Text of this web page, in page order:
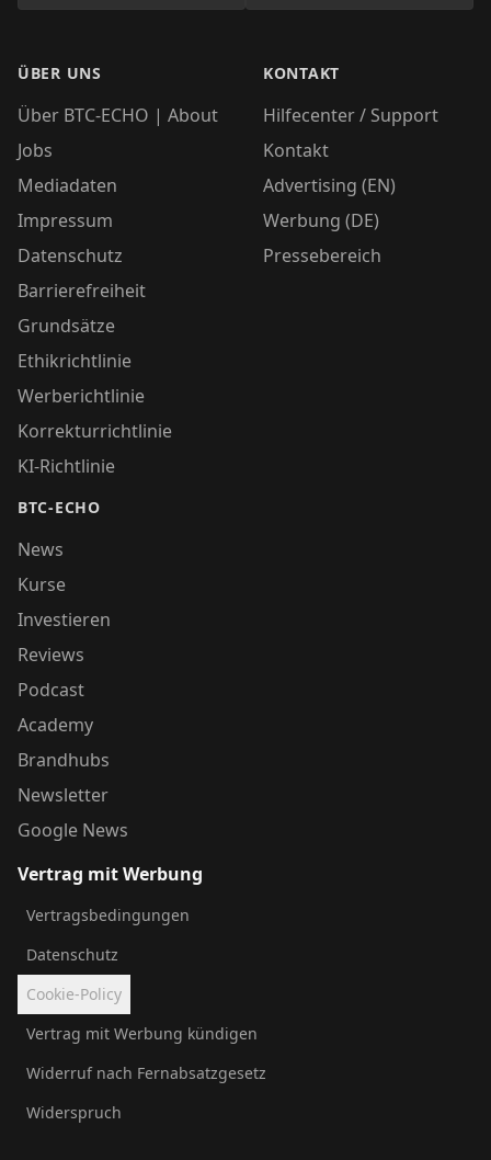
ÜBER UNS
Über BTC-ECHO | About
Jobs
Mediadaten
Impressum
Datenschutz
Barrierefreiheit
Grundsätze
Ethikrichtlinie
Werberichtlinie
Korrekturrichtlinie
KI-Richtlinie
BTC-ECHO
News
Kurse
Investieren
Reviews
Podcast
Academy
Brandhubs
Newsletter
Google News
KONTAKT
Hilfecenter / Support
Kontakt
Advertising (EN)
Werbung (DE)
Pressebereich
Vertrag mit Werbung
Vertragsbedingungen
Datenschutz
Cookie-Policy
Vertrag mit Werbung kündigen
Widerruf nach Fernabsatzgesetz
Widerspruch